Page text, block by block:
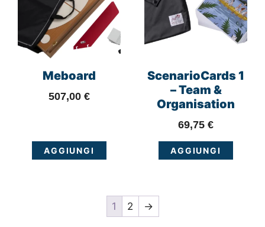
Meboard
507,00 €
AGGIUNGI
ScenarioCards 1
– Team &
Organisation
69,75 €
AGGIUNGI
1 2 →